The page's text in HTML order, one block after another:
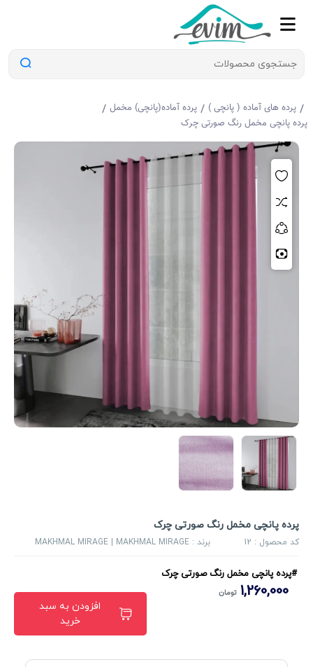
/ پرده های آماده ( پانچی ) / پرده آماده(پانچی) مخمل /
پرده پانچی مخمل رنگ صورتی چرک
پرده پانچی مخمل رنگ صورتی چرک
کد محصول : 12 برند : MAKHMAL MIRAGE | MAKHMAL MIRAGE
#پرده پانچی مخمل رنگ صورتی چرک
1,260,000 تومان
افزودن به سبد
خرید